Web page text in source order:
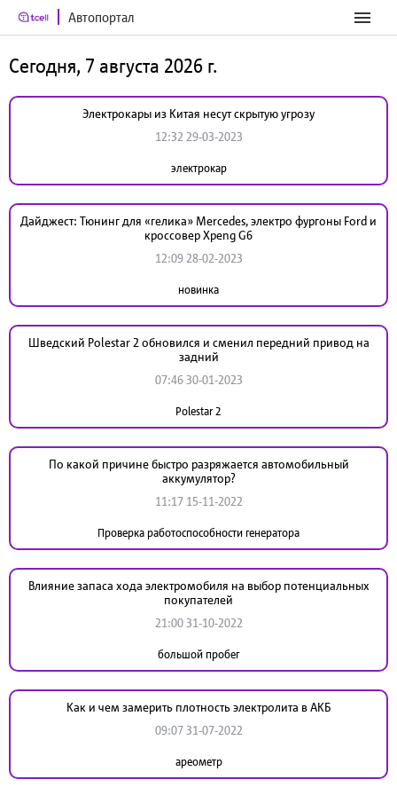
Автопортал
Сегодня, 7 августа 2026 г.
Электрокары из Китая несут скрытую угрозу
12:32 29-03-2023
электрокар
Дайджест: Тюнинг для «гелика» Mercedes, электро фургоны Ford и
кроссовер Xpeng G6
12:09 28-02-2023
новинка
Шведский Polestar 2 обновился и сменил передний привод на
задний
07:46 30-01-2023
Polestar 2
По какой причине быстро разряжается автомобильный
аккумулятор?
11:17 15-11-2022
Проверка работоспособности генератора
Влияние запаса хода электромобиля на выбор потенциальных
покупателей
21:00 31-10-2022
большой пробег
Как и чем замерить плотность электролита в АКБ
09:07 31-07-2022
ареометр